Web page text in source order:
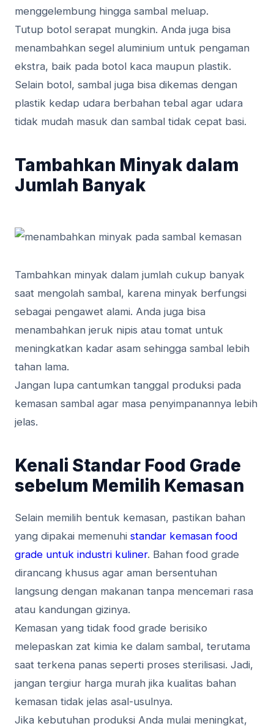
menggelembung hingga sambal meluap.
Tutup botol serapat mungkin. Anda juga bisa
menambahkan segel aluminium untuk pengaman
ekstra, baik pada botol kaca maupun plastik.
Selain botol, sambal juga bisa dikemas dengan
plastik kedap udara berbahan tebal agar udara
tidak mudah masuk dan sambal tidak cepat basi.
Tambahkan Minyak dalam
Jumlah Banyak
Tambahkan minyak dalam jumlah cukup banyak
saat mengolah sambal, karena minyak berfungsi
sebagai pengawet alami. Anda juga bisa
menambahkan jeruk nipis atau tomat untuk
meningkatkan kadar asam sehingga sambal lebih
tahan lama.
Jangan lupa cantumkan tanggal produksi pada
kemasan sambal agar masa penyimpanannya lebih
jelas.
Kenali Standar Food Grade
sebelum Memilih Kemasan
Selain memilih bentuk kemasan, pastikan bahan
yang dipakai memenuhi standar kemasan food
grade untuk industri kuliner. Bahan food grade
dirancang khusus agar aman bersentuhan
langsung dengan makanan tanpa mencemari rasa
atau kandungan gizinya.
Kemasan yang tidak food grade berisiko
melepaskan zat kimia ke dalam sambal, terutama
saat terkena panas seperti proses sterilisasi. Jadi,
jangan tergiur harga murah jika kualitas bahan
kemasan tidak jelas asal-usulnya.
Jika kebutuhan produksi Anda mulai meningkat,